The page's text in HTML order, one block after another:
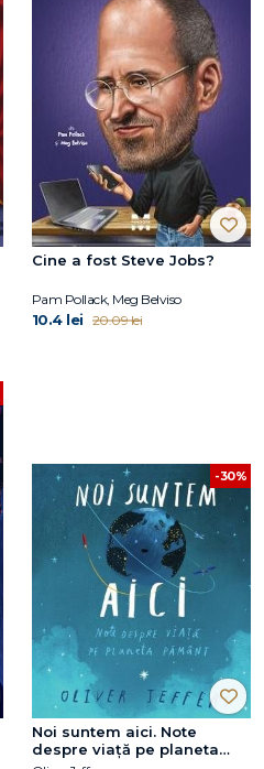
Cine a fost Steve Jobs?
Pam Pollack, Meg Belviso
10.4 lei 20.09 lei
-30%
Noi suntem aici. Note
despre viață pe planeta